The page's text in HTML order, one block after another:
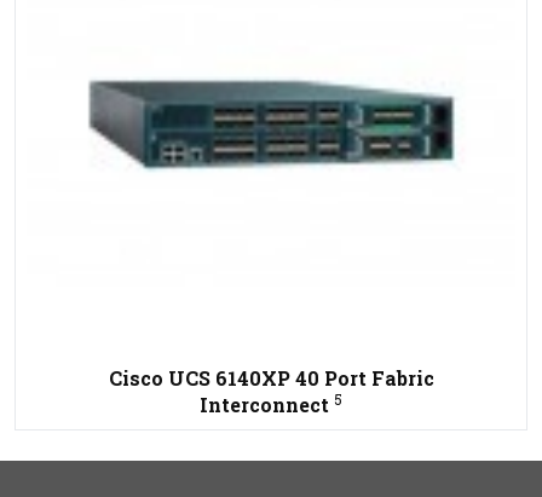
Cisco UCS 6140XP 40 Port Fabric
Interconnect 5